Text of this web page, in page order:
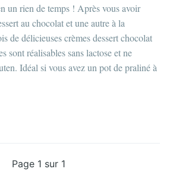
un rien de temps ! Après vous avoir
au chocolat et une autre à la
de délicieuses crèmes dessert chocolat
sont réalisables sans lactose et ne
Idéal si vous avez un pot de praliné à
Page 1 sur 1